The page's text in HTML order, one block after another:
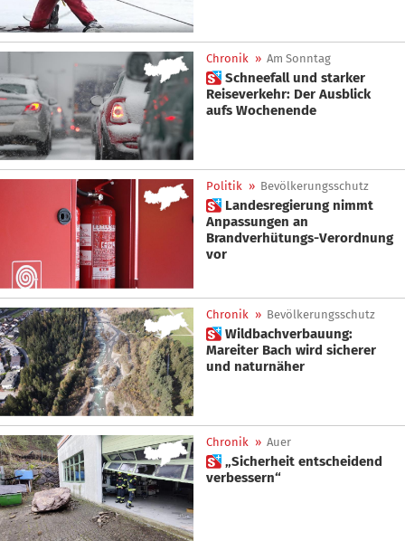
Chronik » Am Sonntag
 Schneefall und starker
Reiseverkehr: Der Ausblick
aufs Wochenende
Politik » Bevölkerungsschutz
 Landesregierung nimmt
Anpassungen an
Brandverhütungs-Verordnung
vor
Chronik » Bevölkerungsschutz
 Wildbachverbauung:
Mareiter Bach wird sicherer
und naturnäher
Chronik » Auer
 „Sicherheit entscheidend
verbessern“